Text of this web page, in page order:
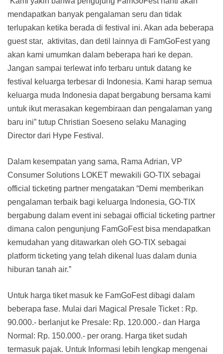
mendapatkan banyak pengalaman seru dan tidak
terlupakan ketika berada di festival ini. Akan ada beberapa
guest star, aktivitas, dan detil lainnya di FamGoFest yang
akan kami umumkan dalam beberapa hari ke depan.
Jangan sampai terlewat info terbaru untuk datang ke
festival keluarga terbesar di Indonesia. Kami harap semua
keluarga muda Indonesia dapat bergabung bersama kami
untuk ikut merasakan kegembiraan dan pengalaman yang
baru ini” tutup Christian Soeseno selaku Managing
Director dari Hype Festival.
Dalam kesempatan yang sama, Rama Adrian, VP
Consumer Solutions LOKET mewakili GO-TIX sebagai
official ticketing partner mengatakan “Demi memberikan
pengalaman terbaik bagi keluarga Indonesia, GO-TIX
bergabung dalam event ini sebagai official ticketing partner
dimana calon pengunjung FamGoFest bisa mendapatkan
kemudahan yang ditawarkan oleh GO-TIX sebagai
platform ticketing yang telah dikenal luas dalam dunia
hiburan tanah air.”
Untuk harga tiket masuk ke FamGoFest dibagi dalam
beberapa fase. Mulai dari Magical Presale Ticket : Rp.
90.000.- berlanjut ke Presale: Rp. 120.000.- dan Harga
Normal: Rp. 150.000.- per orang. Harga tiket sudah
termasuk pajak. Untuk Informasi lebih lengkap mengenai